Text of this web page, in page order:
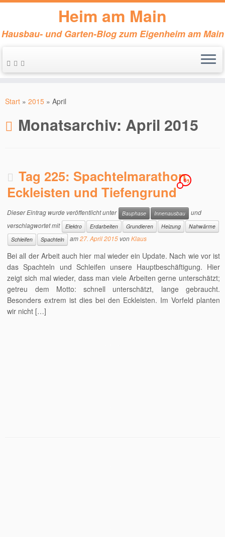
Inhalt
Heim am Main
Hausbau- und Garten-Blog zum Eigenheim am Main
Start » 2015 » April
Monatsarchiv: April 2015
Tag 225: Spachtelmarathon,
Eckleisten und Tiefengrund
6
Dieser Eintrag wurde veröffentlicht unter Bauphase Innenausbau
und
verschlagwortet mit
Elektro Erdarbeiten Grundieren Heizung
Nahwärme
Schleifen
Spachteln am27. April 2015 vonKlaus
Bei all der Arbeit auch hier mal wieder ein Update. Nach wie vor ist
das Spachteln und Schleifen unsere Hauptbeschäftigung. Hier
zeigt sich mal wieder, dass man viele Arbeiten gerne unterschätzt;
getreu dem Motto: schnell unterschätzt, lange gebraucht.
Besonders extrem ist dies bei den Eckleisten. Im Vorfeld planten
wir nicht […]